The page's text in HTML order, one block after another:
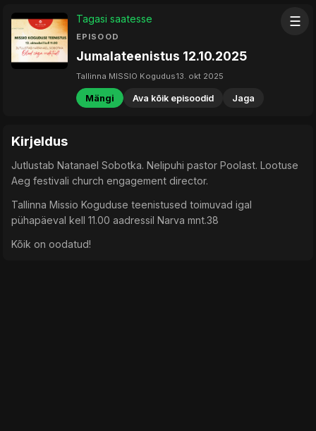
☰
Tagasi saatesse
EPISOOD
Jumalateenistus 12.10.2025
Tallinna MISSIO Kogudus13. okt 2025
Mängi Ava kõik episoodid Jaga
Kirjeldus
Jutlustab Natanael Sobotka. Nelipuhi pastor Poolast. Lootuse
Aeg festivali church engagement director.
Tallinna Missio Koguduse teenistused toimuvad igal
pühapäeval kell 11.00 aadressil Narva mnt.38
Kõik on oodatud!